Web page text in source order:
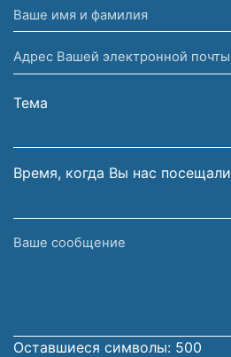
Ваше
имя
и
фамилия
Адрес
Вашей
электронной
Тема
Время, когда Вы нас посещали
Ваше
Оставшиеся символы: 500